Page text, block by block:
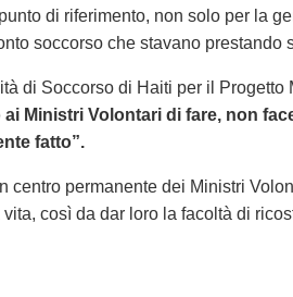
di riferimento, non solo per la
soccorso che stavano prestando
di Soccorso di Haiti per il Progetto
Ministri Volontari di fare, non
fatto”.
centro permanente dei Ministri
così da dar loro la facoltà di